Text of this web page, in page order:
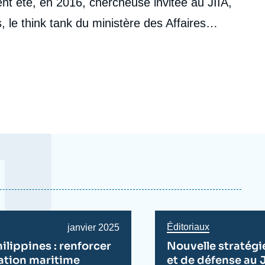
le think tank du ministère des Affaires
Po Lyon, Céline a également étudié
Date
publication
janvier 2025
: renforcer
maritime
Éditoriaux
Nouvelle
et de défense au